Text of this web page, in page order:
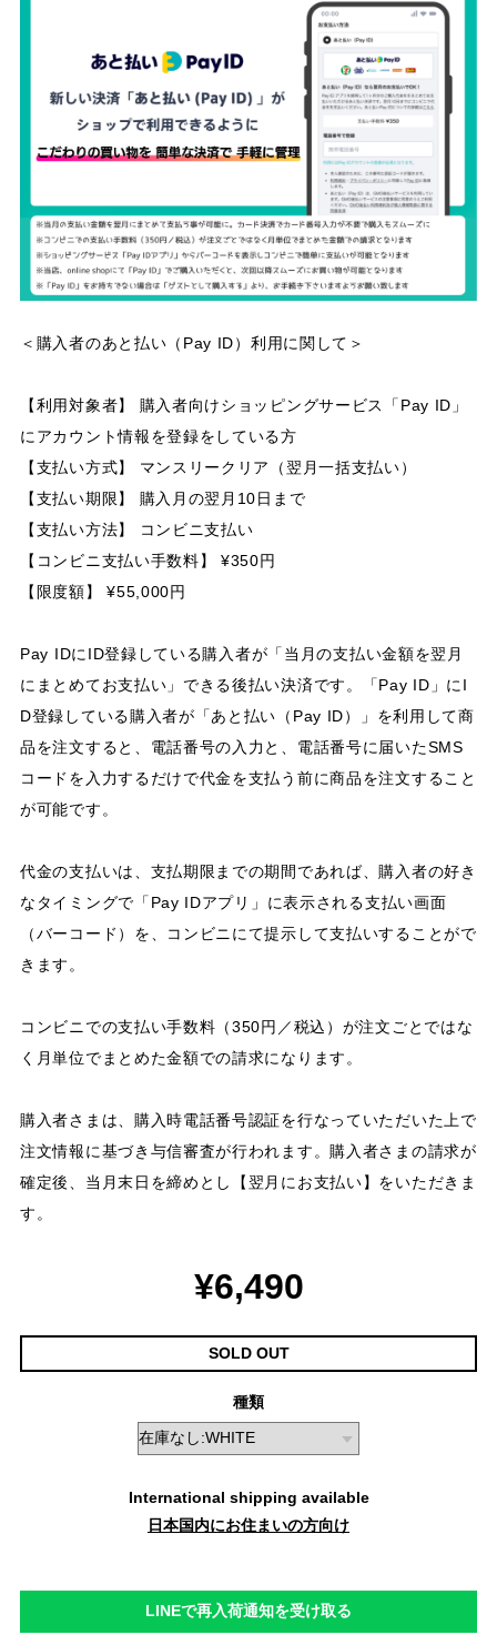
＜購入者のあと払い（Pay ID）利用に関して＞
【利用対象者】 購入者向けショッピングサービス「Pay ID」
にアカウント情報を登録をしている方
【支払い方式】 マンスリークリア（翌月一括支払い）
【支払い期限】 購入月の翌月10日まで
【支払い方法】 コンビニ支払い
【コンビニ支払い手数料】 ¥350円
【限度額】 ¥55,000円
Pay IDにID登録している購入者が「当月の支払い金額を翌月
にまとめてお支払い」できる後払い決済です。「Pay ID」にI
D登録している購入者が「あと払い（Pay ID）」を利用して商
品を注文すると、電話番号の入力と、電話番号に届いたSMS
コードを入力するだけで代金を支払う前に商品を注文すること
が可能です。
代金の支払いは、支払期限までの期間であれば、購入者の好き
なタイミングで「Pay IDアプリ」に表示される支払い画面
（バーコード）を、コンビニにて提示して支払いすることがで
きます。
コンビニでの支払い手数料（350円／税込）が注文ごとではな
く月単位でまとめた金額での請求になります。
購入者さまは、購入時電話番号認証を行なっていただいた上で
注文情報に基づき与信審査が行われます。購入者さまの請求が
確定後、当月末日を締めとし【翌月にお支払い】をいただきま
す。
¥6,490
SOLD OUT
種類
International shipping available
日本国内にお住まいの方向け
LINEで再入荷通知を受け取る